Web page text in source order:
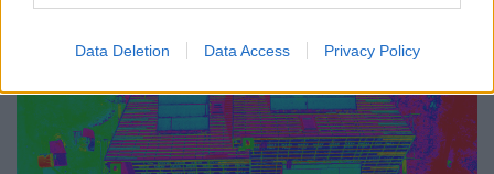
Data Deletion Data Access Privacy Policy
Kikötött a ro-ro hajó.